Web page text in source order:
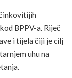
BPPV-a. Riječ
i tijela čiji je cilj
uhu na